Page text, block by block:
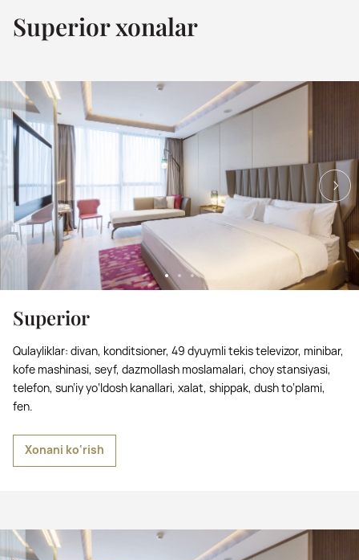
Superior xonalar
Superior
Qulayliklar: divan, konditsioner, 49 dyuymli tekis televizor, minibar,
kofe mashinasi, seyf, dazmollash moslamalari, choy stansiyasi,
telefon, sun’iy yo‘ldosh kanallari, xalat, shippak, dush to‘plami,
fen.
Xonani ko‘rish